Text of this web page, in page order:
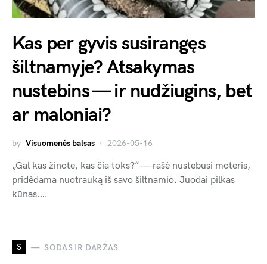
Kas per gyvis susirangęs
šiltnamyje? Atsakymas
nustebins — ir nudžiugins, bet
ar maloniai?
by Visuomenės balsas 2026-05-16
„Gal kas žinote, kas čia toks?” — rašė nustebusi moteris,
pridėdama nuotrauką iš savo šiltnamio. Juodai pilkas
kūnas.…
S SODAS IR DARŽAS